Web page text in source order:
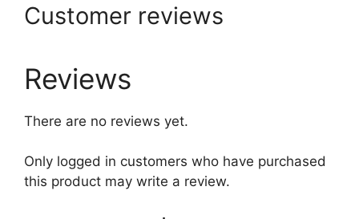
Customer reviews
Reviews
There are no reviews yet.
Only logged in customers who have purchased
this product may write a review.